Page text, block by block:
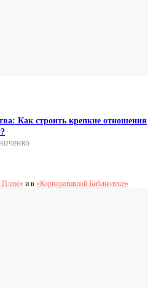
Как строить крепкие отношения
и в «Корпоративной Библиотеке»